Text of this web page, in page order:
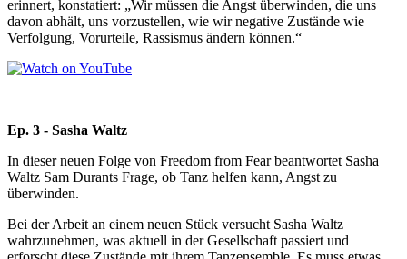
erinnert, konstatiert: „Wir müssen die Angst überwinden, die uns
davon abhält, uns vorzustellen, wie wir negative Zustände wie
Verfolgung, Vorurteile, Rassismus ändern können.“
Ep. 3 - Sasha Waltz
In dieser neuen Folge von Freedom from Fear beantwortet Sasha
Waltz Sam Durants Frage, ob Tanz helfen kann, Angst zu
überwinden.
Bei der Arbeit an einem neuen Stück versucht Sasha Waltz
wahrzunehmen, was aktuell in der Gesellschaft passiert und